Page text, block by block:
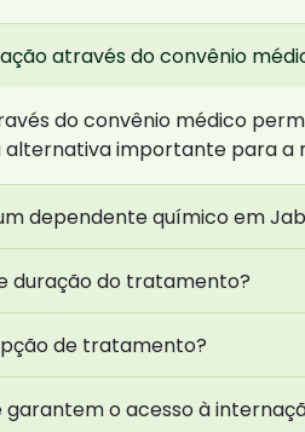
através do convênio
do convênio médico
alternativa importante para
dependente químico em
duração do tratamento?
de tratamento?
garantem o acesso à